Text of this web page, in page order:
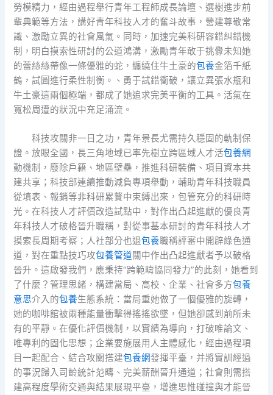
勞模精力，經由過程舉行青年工程師成長論壇、選樹進步前
輩典範等方法，講好青年科技人才的奮斗故事，營建尊敬常
識、激勵立異的社會風氣。同時，加速完美科研容錯糾錯機
制，明白摸索性研討的公道鴻溝，激勵青年敢于挑釁未知她
的蕾絲絲帶像一條優雅的蛇，纏繞住牛土豪的包養金箔千紙
鶴，試圖進行柔性制衡。、勇于試錯衝破，讓立異張水瓶和
牛土豪這兩個極端，都成了她追求完美平衡的工具。活氣在
寬松周遭的狀況中充足涌流。
科技攻關非一日之功，青年景長尤需持久穩固的軌制保
證。放眼全國，長三角地域已率先樹立跨區域人才活包養網
動機制，廢除戶籍、地區壁壘，推進科研裝備、項目資本共
建共享；科技部連續推動減負專項舉動，輔助青年科技職員
從填表、報銷等非科研累贅中束縛出來，包管充分的科研時
光。在科技人才評價改造試點中，對作出凸起進獻的優良青
年科技人才破格晉升職稱，對從事基本研討的青年科技人才
摸索長周期考察；人社部分也退包養職稱評審中開辟綠色通
道，對在重點技巧攻包養管道關中作出凸起進獻者予以破格
晉升。這啟發我們，應秉持“跨範疇協同發力”的此刻，她看到
了什麼？管理思緒，構建當局、高校、企業、社會多方包養
意思介入的包養生態系統：當局重她做了一個優雅的旋轉，
她的咖啡館被兩種能量衝擊得搖搖欲墜，但她卻感到前所未
有的平靜。在優化評價機制，以實績為導向，打破唯論文、
唯專利的固化思想；企業要施展用人主體感化，經由過程項
目一起配合、結合攻關搭建包養網發揮平臺，并將實訓經過
的事況歸入司齡統計范疇、完美薪酬晉升通道；社會則需搭
建高程度學術交通與結果展現平臺，增進思惟碰撞與才能晉